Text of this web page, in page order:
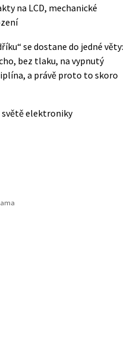
na LCD, mechanické
se dostane do jedné věty:
bez tlaku, na vypnutý
a právě proto to skoro
světě elektroniky